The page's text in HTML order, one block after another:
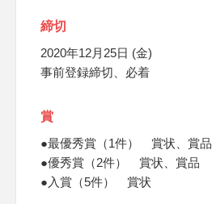
締切
2020年12月25日 (金)
事前登録締切、必着
賞
●最優秀賞（1件） 賞状、賞品
●優秀賞（2件） 賞状、賞品
●入賞（5件） 賞状